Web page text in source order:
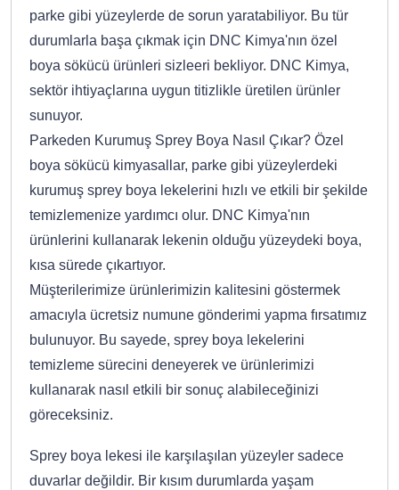
parke gibi yüzeylerde de sorun yaratabiliyor. Bu tür
durumlarla başa çıkmak için DNC Kimya'nın özel
boya sökücü ürünleri sizleeri bekliyor. DNC Kimya,
sektör ihtiyaçlarına uygun titizlikle üretilen ürünler
sunuyor.
Parkeden Kurumuş Sprey Boya Nasıl Çıkar? Özel
boya sökücü kimyasallar, parke gibi yüzeylerdeki
kurumuş sprey boya lekelerini hızlı ve etkili bir şekilde
temizlemenize yardımcı olur. DNC Kimya'nın
ürünlerini kullanarak lekenin olduğu yüzeydeki boya,
kısa sürede çıkartıyor.
Müşterilerimize ürünlerimizin kalitesini göstermek
amacıyla ücretsiz numune gönderimi yapma fırsatımız
bulunuyor. Bu sayede, sprey boya lekelerini
temizleme sürecini deneyerek ve ürünlerimizi
kullanarak nasıl etkili bir sonuç alabileceğinizi
göreceksiniz.
Sprey boya lekesi ile karşılaşılan yüzeyler sadece
duvarlar değildir. Bir kısım durumlarda yaşam